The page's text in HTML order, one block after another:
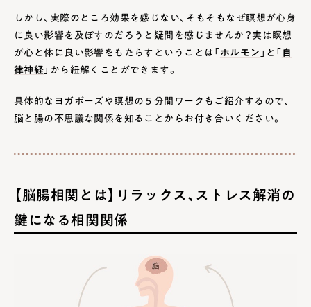
4もっと体を動かしたい時のヨガポーズで肩こり解消
4.1上半身の不調に効かせるヨガ・肩こり解消ポーズ
5ヨガと瞑想を取り入れて腸もすこやかに
しかし、実際のところ効果を感じない、そもそもなぜ瞑想が心身
に良い影響を及ぼすのだろうと疑問を感じませんか？実は瞑想
が心と体に良い影響をもたらすということは「ホルモン 」と「自
律神経」から紐解くことができます。
具体的なヨガポーズや瞑想の５分間ワークもご紹介するので、
脳と腸の不思議な関係を知ることからお付き合いください。
【脳腸相関とは】リラックス、ストレス解消の
鍵になる相関関係